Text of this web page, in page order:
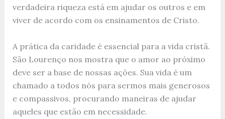
verdadeira riqueza está em ajudar os outros e em
viver de acordo com os ensinamentos de Cristo.
A prática da caridade é essencial para a vida cristã.
São Lourenço nos mostra que o amor ao próximo
deve ser a base de nossas ações. Sua vida é um
chamado a todos nós para sermos mais generosos
e compassivos, procurando maneiras de ajudar
aqueles que estão em necessidade.